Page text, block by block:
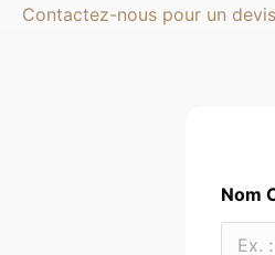
Contactez-nous pour un
Nom